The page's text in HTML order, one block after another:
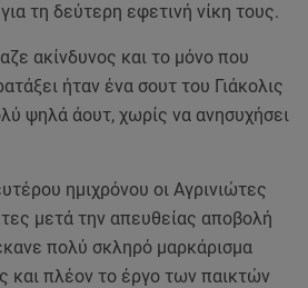
τη δεύτερη εφετινή νίκη τους.
ακίνδυνος και το μόνο που
ήταν ένα σουτ του Γιάκολις
ψηλά άουτ, χωρίς να ανησυχήσει
ημιχρόνου οι Αγρινιώτες
μετά την απευθείας αποβολή
πολύ σκληρό μαρκάρισμα
και πλέον το έργο των παικτών